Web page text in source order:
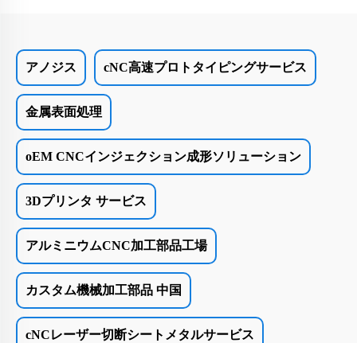
アノジス cNC高速プロトタイピングサービス
金属表面処理
oEM CNCインジェクション成形ソリューション
3Dプリンタ サービス
アルミニウムCNC加工部品工場
カスタム機械加工部品 中国
cNCレーザー切断シートメタルサービス